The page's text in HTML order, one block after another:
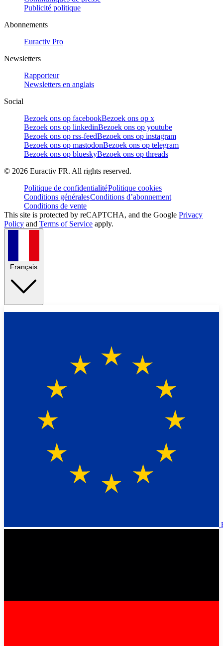
Publicité politique
Abonnements
Euractiv Pro
Newsletters
Rapporteur
Newsletters en anglais
Social
Bezoek ons op facebookBezoek ons op x
Bezoek ons op linkedinBezoek ons op youtube
Bezoek ons op rss-feedBezoek ons op instagram
Bezoek ons op mastodonBezoek ons op telegram
Bezoek ons op blueskyBezoek ons op threads
© 2026 Euractiv FR. All rights reserved.
Politique de confidentialitéPolitique cookies
Conditions généralesConditions d’abonnement
Conditions de vente
This site is protected by reCAPTCHA, and the Google Privacy
Policy and Terms of Service apply.
Français